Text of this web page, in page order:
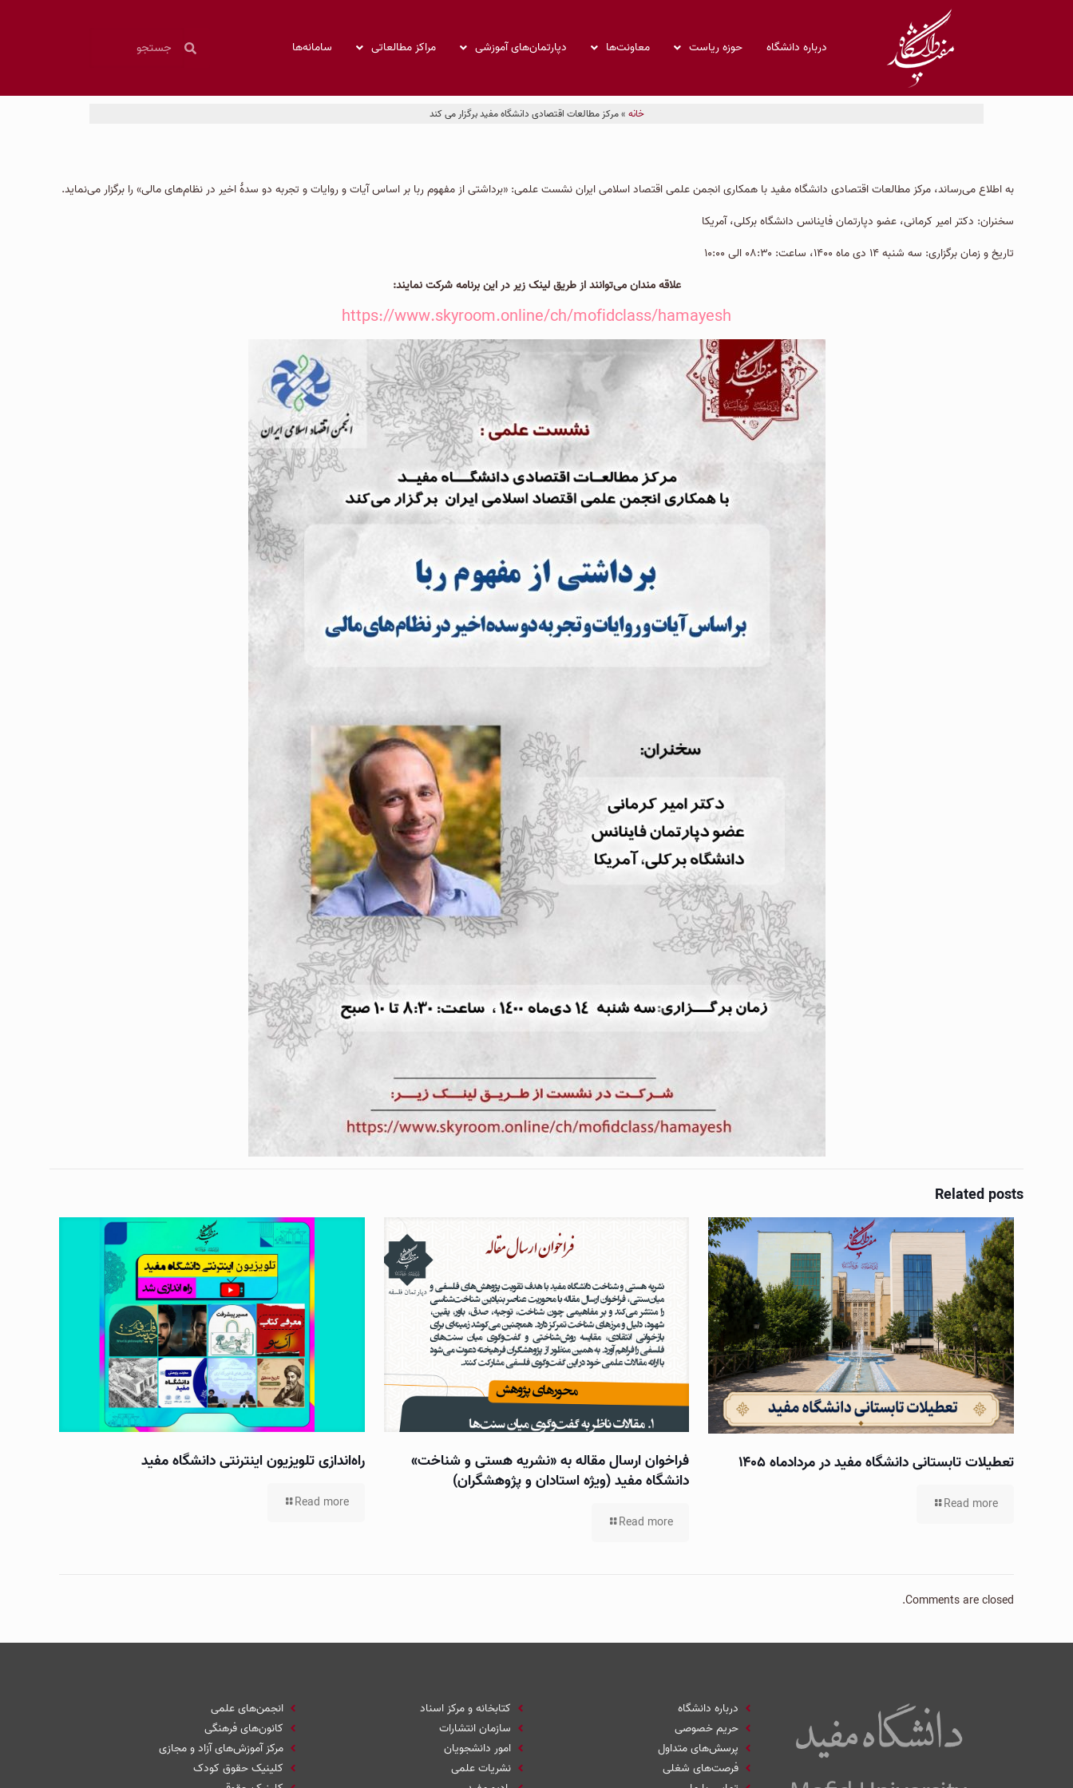
درباره دانشگاه حوزه ریاست معاونت‌ها دپارتمان‌های آموزشی مراکز مطالعاتی سامانه‌ها
خانه »مرکز مطالعات اقتصادی دانشگاه مفید برگزار می کند
به اطلاع می‌رساند، مرکز مطالعات اقتصادی دانشگاه مفید با همکاری انجمن علمی اقتصاد اسلامی ایران نشست علمی: «برداشتی از مفهوم ربا بر اساس آیات و روایات و تجربه دو سدۀ اخیر در نظام‌های مالی» را برگزار می‌نماید.
سخنران: دکتر امیر کرمانی، عضو دپارتمان فاینانس دانشگاه برکلی، آمریکا
تاریخ و زمان برگزاری: سه شنبه ۱۴ دی ماه ۱۴۰۰، ساعت: ۰۸:۳۰ الی ۱۰:۰۰
علاقه مندان می‌توانند از طریق لینک زیر در این برنامه شرکت نمایند:
https://www.skyroom.online/ch/mofidclass/hamayesh
Related posts
تعطیلات تابستانی دانشگاه مفید در مردادماه ۱۴۰۵
Read more
فراخوان ارسال مقاله به «نشریه هستی و شناخت»
دانشگاه مفید (ویژه استادان و پژوهشگران)
Read more
راه‌اندازی تلویزیون اینترنتی دانشگاه مفید
Read more
Comments are closed.
درباره دانشگاه
حریم خصوصی
پرسش‌های متداول
فرصت‌های شغلی
کتابخانه و مرکز اسناد
سازمان انتشارات
امور دانشجویان
نشریات علمی
انجمن‌های علمی
کانون‌های فرهنگی
مرکز آموزش‌های آزاد و مجازی
کلینیک حقوق کودک